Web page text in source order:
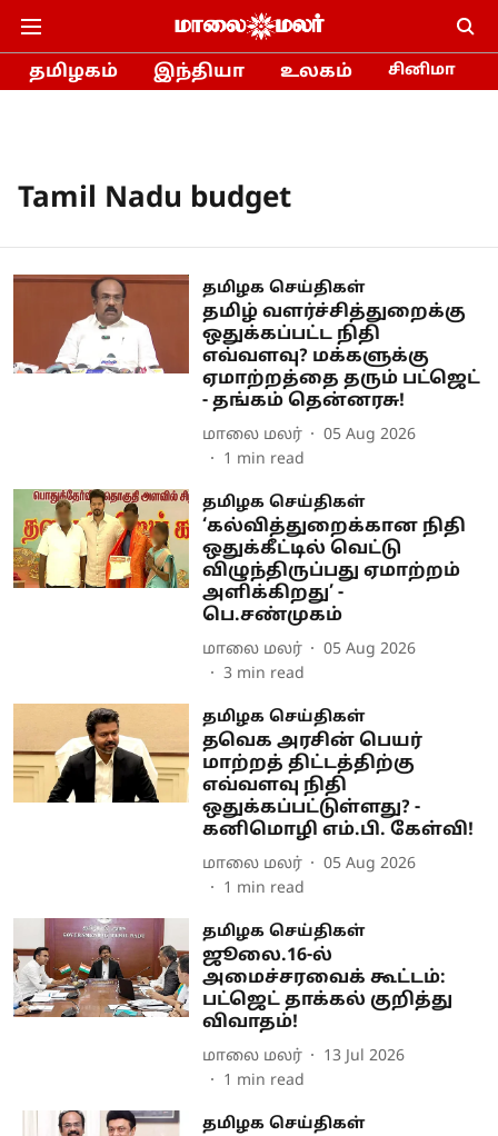
தமிழகம் இந்தியா உலகம் சினிமா
Tamil Nadu budget
தமிழக செய்திகள்
தமிழ் வளர்ச்சித்துறைக்கு
ஒதுக்கப்பட்ட நிதி
எவ்வளவு? மக்களுக்கு
ஏமாற்றத்தை தரும் பட்ஜெட்
- தங்கம் தென்னரசு!
மாலை மலர்
05 Aug 2026
1 min read
தமிழக செய்திகள்
‘கல்வித்துறைக்கான நிதி
ஒதுக்கீட்டில் வெட்டு
விழுந்திருப்பது ஏமாற்றம்
அளிக்கிறது’ -
பெ.சண்முகம்
மாலை மலர்
05 Aug 2026
3 min read
தமிழக செய்திகள்
தவெக அரசின் பெயர்
மாற்றத் திட்டத்திற்கு
எவ்வளவு நிதி
ஒதுக்கப்பட்டுள்ளது? -
கனிமொழி எம்.பி. கேள்வி!
மாலை மலர்
05 Aug 2026
1 min read
தமிழக செய்திகள்
ஜூலை.16-ல்
அமைச்சரவைக் கூட்டம்:
பட்ஜெட் தாக்கல் குறித்து
விவாதம்!
மாலை மலர்
13 Jul 2026
1 min read
தமிழக செய்திகள்